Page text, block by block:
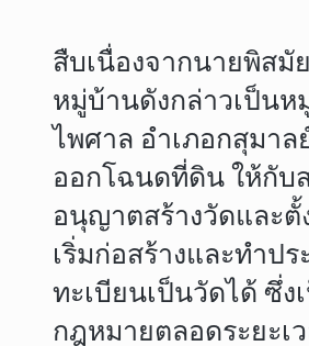
สืบเนื่องจากนายพิสมั
หมู่บ้านดังกล่าวเป็นห
ไพศาล อำเภอกสุมาล
ออกโฉนดที่ดิน ให้กับ
อนุญาตสร้างวัดและ
เริ่มก่อสร้างและทำป
ทะเบียนเป็นวัดได้ ซึ่
กฎหมายตลอดระยะ